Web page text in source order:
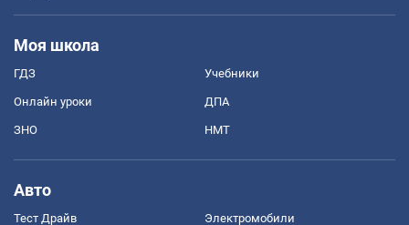
Моя школа
ГДЗ Учебники
Онлайн уроки ДПА
ЗНО НМТ
Авто
Тест Драйв Электромобили